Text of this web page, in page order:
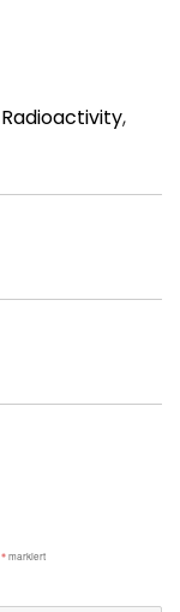
Radioactivity,
*markiert